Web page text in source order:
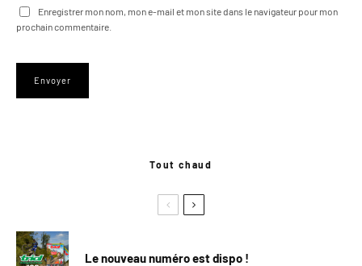
Enregistrer mon nom, mon e-mail et mon site dans le navigateur pour mon
prochain commentaire.
Tout chaud
Le nouveau numéro est dispo !